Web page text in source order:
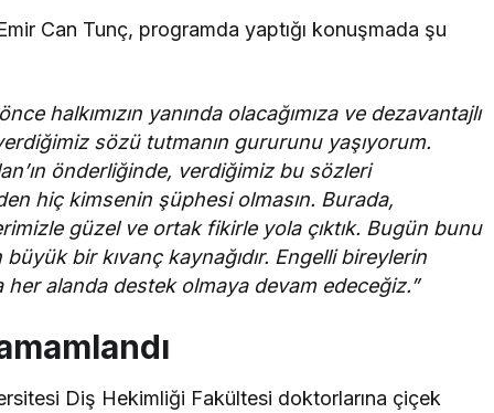
Can Tunç, programda yaptığı konuşmada şu
halkımızın yanında olacağımıza ve dezavantajlı
sözü tutmanın gururunu yaşıyorum.
önderliğinde, verdiğimiz bu sözleri
hiç kimsenin şüphesi olmasın. Burada,
güzel ve ortak fikirle yola çıktık. Bugün bunu
bir kıvanç kaynağıdır. Engelli bireylerin
her alanda destek olmaya devam edeceğiz.”
Diş Hekimliği Fakültesi doktorlarına çiçek